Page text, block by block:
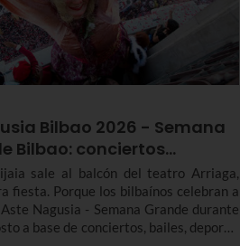
Bilbao 2026 - Semana
Bilbao: conciertos…
sale al balcón del teatro Arriaga,
fiesta. Porque los bilbaínos celebran a
Nagusia - Semana Grande durante
a base de conciertos, bailes, deporte,